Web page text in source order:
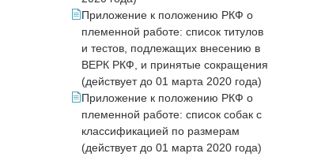
Приложение к положению РКФ о
племенной работе: список титулов
и тестов, подлежащих внесению в
ВЕРК РКФ, и принятые сокращения
(действует до 01 марта 2020 года)
Приложение к положению РКФ о
племенной работе: список собак с
классификацией по размерам
(действует до 01 марта 2020 года)